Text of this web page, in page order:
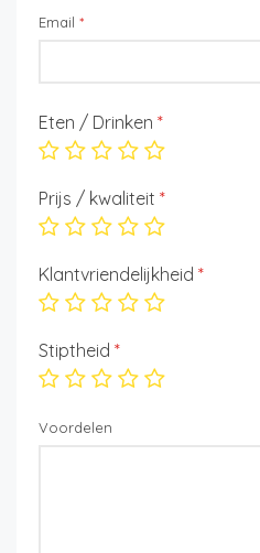
Email *
Eten / Drinken *
Prijs / kwaliteit *
Klantvriendelijkheid *
Stiptheid *
Voordelen